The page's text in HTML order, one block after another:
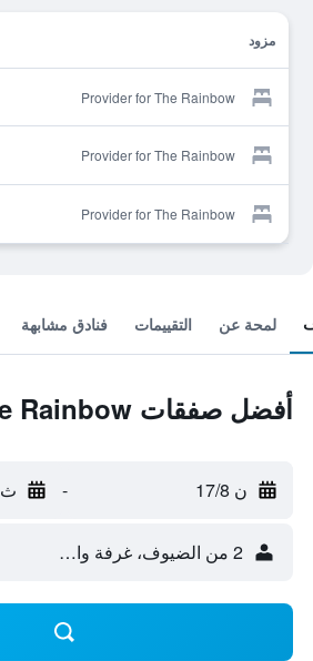
مزود
Provider for The Rainbow
Provider for The Rainbow
Provider for The Rainbow
لمحة عن التقييمات فنادق مشابهة
أفضل صفقات The Rainbow
ن 17/8 - ث 18/8
2 من الضيوف، غرفة واحدة